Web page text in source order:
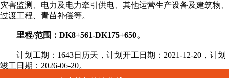
灾害监测、电力及电力牵引供电、其他运营生产设备及建筑物、
过渡工程、青苗补偿等。
里程/范围：DK8+561-DK175+650。
计划工期：1643日历天，计划开工日期：2021-12-20，计划
竣工日期：2026-06-20。